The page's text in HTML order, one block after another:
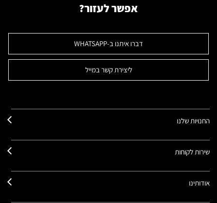
אפשר לעזור?
דברו איתנו ב-WHATSAPP
ליצירת קשר במייל
החנויות שלנו
שירות לקוחות
אודותינו